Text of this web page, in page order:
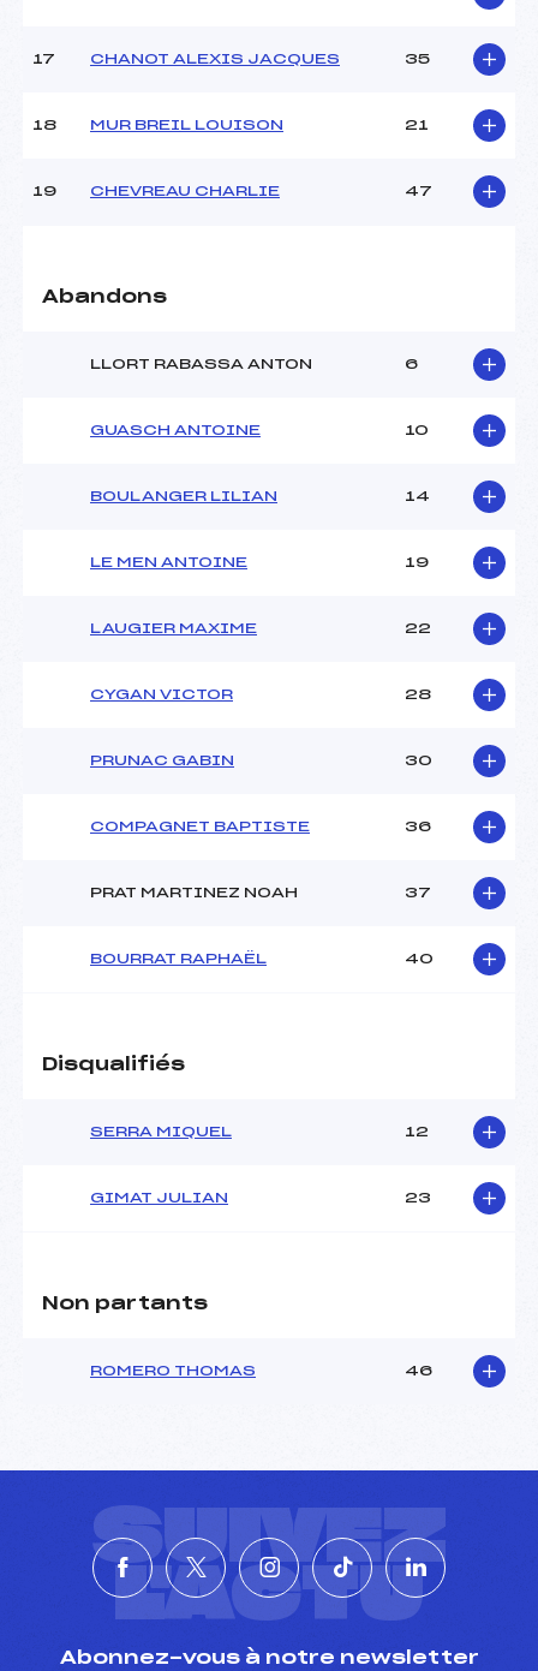
17 CHANOT ALEXIS JACQUES 35
18 MUR BREIL LOUISON 21
19 CHEVREAU CHARLIE 47
Abandons
LLORT RABASSA ANTON 6
GUASCH ANTOINE 10
BOULANGER LILIAN 14
LE MEN ANTOINE 19
LAUGIER MAXIME 22
CYGAN VICTOR 28
PRUNAC GABIN 30
COMPAGNET BAPTISTE 36
PRAT MARTINEZ NOAH 37
BOURRAT RAPHAËL 40
Disqualifiés
SERRA MIQUEL 12
GIMAT JULIAN 23
Non partants
ROMERO THOMAS 46
SUIVEZ
L'ACTU
Abonnez-vous à notre newsletter